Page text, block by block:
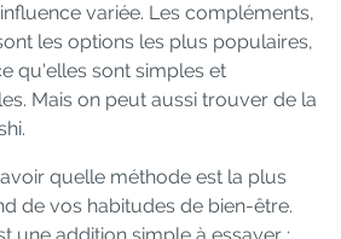
variée. Les compléments,
les options les plus populaires,
qu'elles sont simples et
Mais on peut aussi trouver de la
quelle méthode est la plus
de vos habitudes de bien-être.